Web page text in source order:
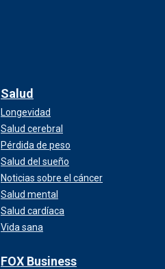
Salud
Longevidad
Salud cerebral
Pérdida de peso
Salud del sueño
Noticias sobre el cáncer
Salud mental
Salud cardíaca
Vida sana
FOX Business